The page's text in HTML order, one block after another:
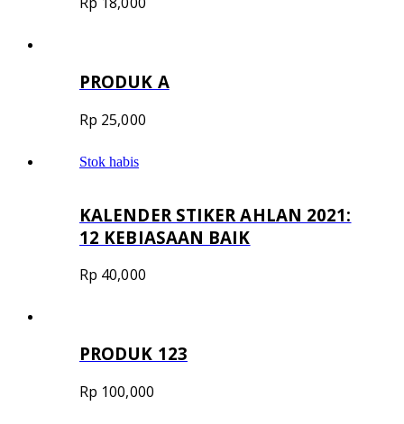
PRODUK A
Rp 25,000
Stok habis
KALENDER STIKER AHLAN 2021:
12 KEBIASAAN BAIK
Rp 40,000
PRODUK 123
Rp 100,000